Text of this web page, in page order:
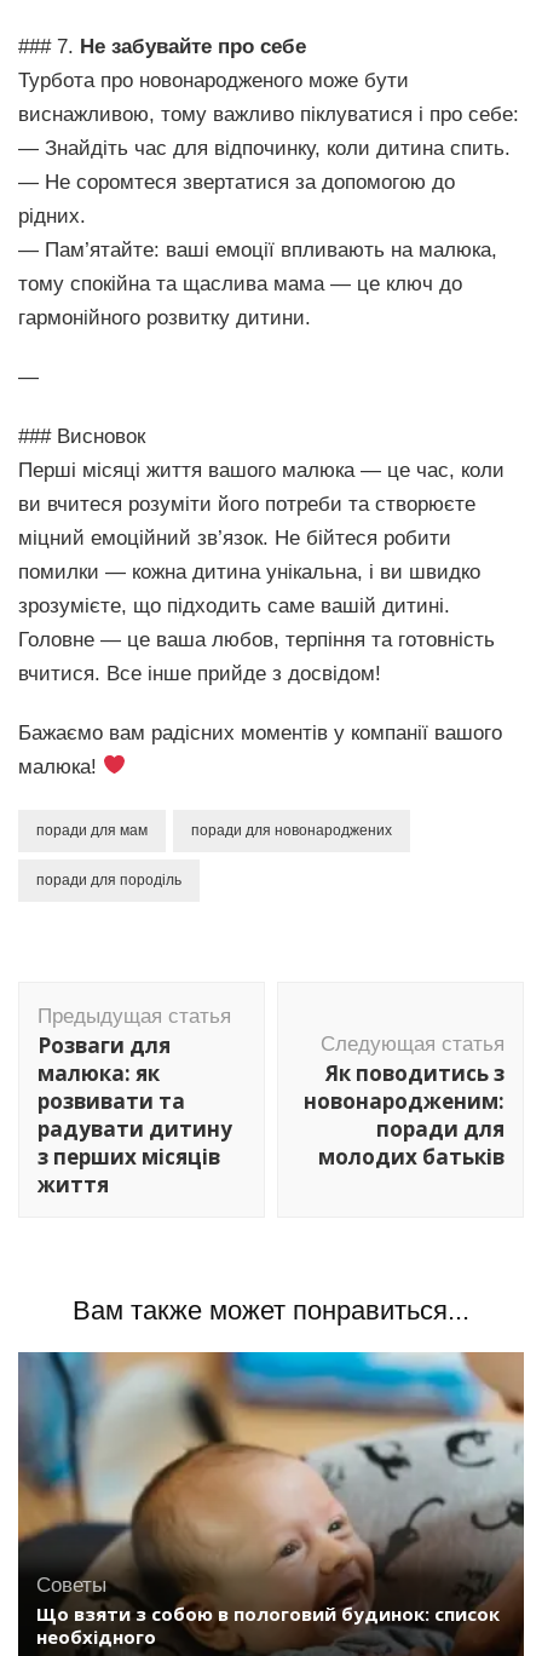
### 7. Не забувайте про себе
Турбота про новонародженого може бути
виснажливою, тому важливо піклуватися і про себе:
— Знайдіть час для відпочинку, коли дитина спить.
— Не соромтеся звертатися за допомогою до
рідних.
— Пам’ятайте: ваші емоції впливають на малюка,
тому спокійна та щаслива мама — це ключ до
гармонійного розвитку дитини.
—
### Висновок
Перші місяці життя вашого малюка — це час, коли
ви вчитеся розуміти його потреби та створюєте
міцний емоційний зв’язок. Не бійтеся робити
помилки — кожна дитина унікальна, і ви швидко
зрозумієте, що підходить саме вашій дитині.
Головне — це ваша любов, терпіння та готовність
вчитися. Все інше прийде з досвідом!
Бажаємо вам радісних моментів у компанії вашого
малюка!
поради для мам поради для новонароджених
поради для породіль
по
записям
Предыдущая статья
Розваги для
малюка: як
розвивати та
радувати дитину
з перших місяців
життя
Следующая статья
Як поводитись з
новонародженим:
поради для
молодих батьків
Вам также может понравиться...
Советы
Що взяти з собою в пологовий будинок: список
необхідного